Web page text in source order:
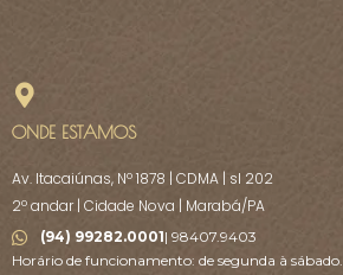
ONDE ESTAMOS
Av. Itacaiúnas, Nº 1878 | CDMA | sl 202
2º andar | Cidade Nova | Marabá/PA
(94) 99282.0001| 98407.9403
Horário de funcionamento: de segunda à sábado.